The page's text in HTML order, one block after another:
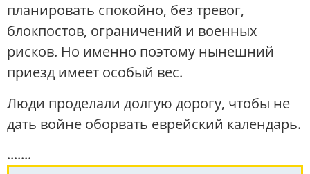
планировать спокойно, без тревог,
блокпостов, ограничений и военных
рисков. Но именно поэтому нынешний
приезд имеет особый вес.
Люди проделали долгую дорогу, чтобы не
дать войне оборвать еврейский календарь.
.......